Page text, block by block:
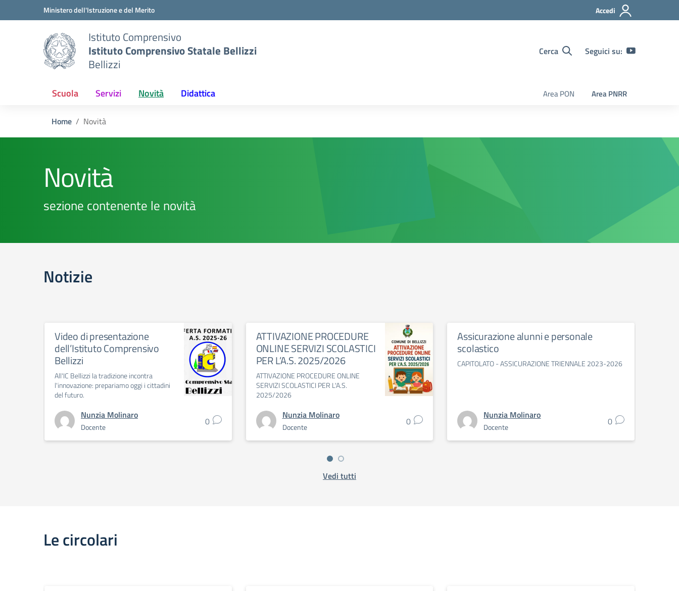
Vai ai contenuti
Vai al menu di navigazioneMinistero dell'Istruzione e del Merito Accedi
Istituto Comprensivo
Istituto Comprensivo Statale Bellizzi
Bellizzi
Cerca Seguici su:
Scuola Servizi Novità Didattica Area PON Area PNRR
Home Novità
Novità
sezione contenente le novità
Notizie
Video di presentazione
dell’Istituto Comprensivo
Bellizzi
All'IC Bellizzi la tradizione incontra
l'innovazione: prepariamo oggi i cittadini
del futuro.
Nunzia Molinaro
Docente 0
ATTIVAZIONE PROCEDURE
ONLINE SERVIZI SCOLASTICI
PER L’A.S. 2025/2026
ATTIVAZIONE PROCEDURE ONLINE
SERVIZI SCOLASTICI PER L'A.S.
2025/2026
Nunzia Molinaro
Docente 0
Assicurazione alunni e personale
scolastico
CAPITOLATO - ASSICURAZIONE TRIENNALE 2023-2026
Nunzia Molinaro
Docente 0
Vedi tutti
Le circolari